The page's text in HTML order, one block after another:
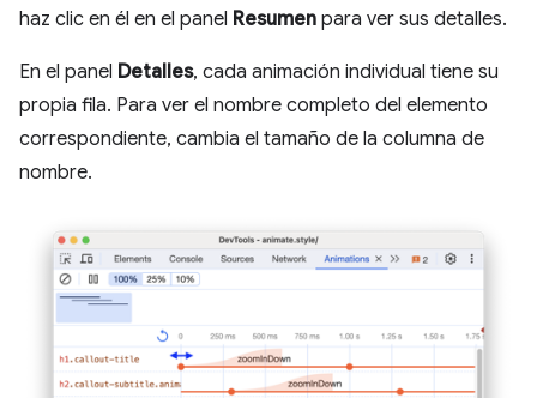
haz clic en él en el panel Resumen para ver sus detalles.
En el panel Detalles, cada animación individual tiene su
propia fila. Para ver el nombre completo del elemento
correspondiente, cambia el tamaño de la columna de
nombre.